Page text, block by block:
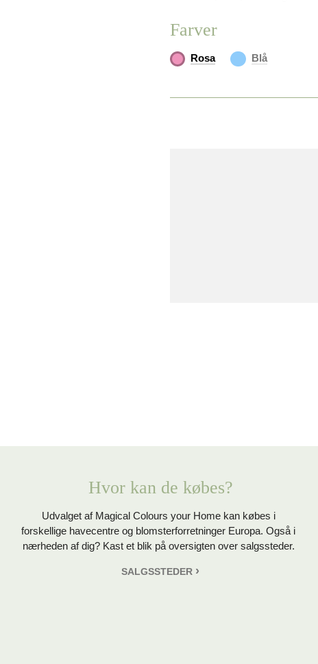
Farver
Rosa Blå
Hvor kan de købes?
Udvalget af Magical Colours your Home kan købes i
forskellige havecentre og blomsterforretninger Europa. Også i
nærheden af dig? Kast et blik på oversigten over salgssteder.
SALGSSTEDER